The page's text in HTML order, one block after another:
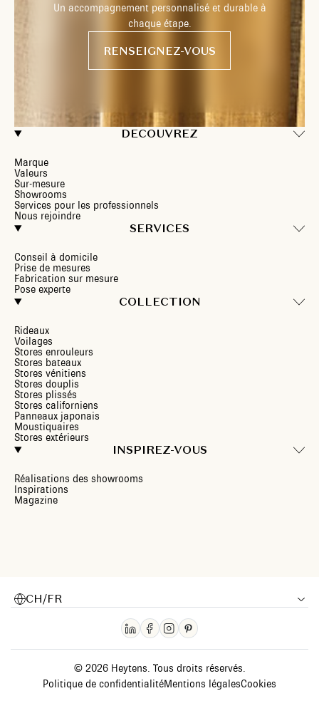
DECOUVREZ
Marque
Valeurs
Sur-mesure
Showrooms
Services pour les professionnels
Nous rejoindre
SERVICES
Conseil à domicile
Prise de mesures
Fabrication sur mesure
Pose experte
COLLECTION
Rideaux
Voilages
Stores enrouleurs
Stores bateaux
Stores vénitiens
Stores douplis
Stores plissés
Stores californiens
Panneaux japonais
Moustiquaires
Stores extérieurs
INSPIREZ-VOUS
Réalisations des showrooms
Inspirations
Magazine
Un accompagnement personnalisé et durable à
chaque étape.
RENSEIGNEZ-VOUS
CH/FR
© 2026 Heytens. Tous droits réservés.
Politique de confidentialitéMentions légalesCookies